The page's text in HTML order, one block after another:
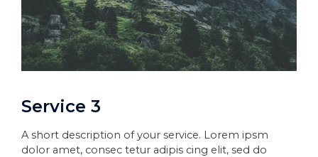
Service 3
A short description of your service. Lorem ipsm
dolor amet, consec tetur adipis cing elit, sed do